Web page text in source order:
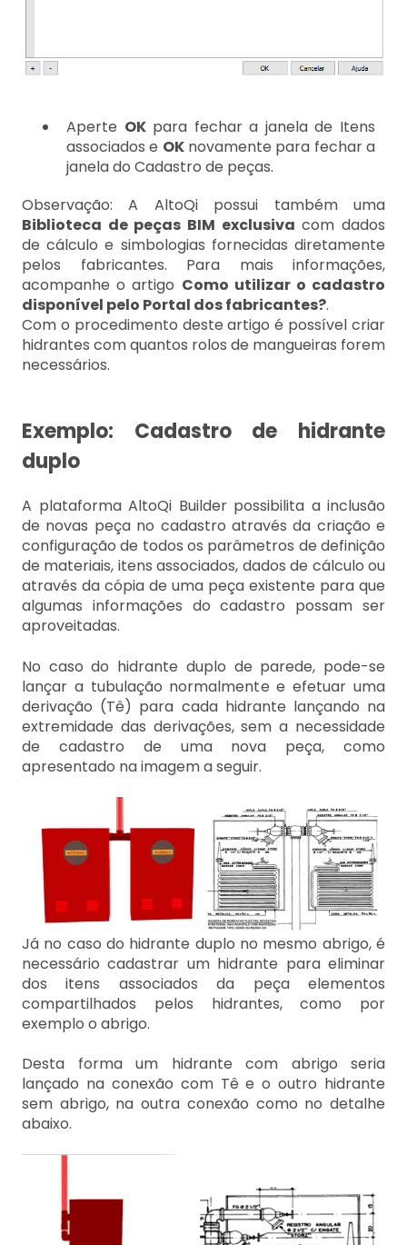
Aperte OKpara fechar a janela de Itens
associados e OKnovamente para fechar a
janela do Cadastro de peças.
Observação: A AltoQi possui também uma
Biblioteca de peças BIM exclusiva com dados
de cálculo e simbologias fornecidas diretamente
pelos fabricantes. Para mais informações,
acompanhe o artigo Como utilizar o cadastro
disponível pelo Portal dos fabricantes?.
Com o procedimento deste artigo é possível criar
hidrantes com quantos rolos de mangueiras forem
necessários.
Exemplo: Cadastro de hidrante
duplo
A plataforma AltoQi Builder possibilita a inclusão
de novas peça no cadastro através da criação e
configuração de todos os parâmetros de definição
de materiais, itens associados, dados de cálculo ou
através da cópia de uma peça existente para que
algumas informações do cadastro possam ser
aproveitadas.
No caso do hidrante duplo de parede, pode-se
lançar a tubulação normalmente e efetuar uma
derivação (Tê) para cada hidrante lançando na
extremidade das derivações, sem a necessidade
de cadastro de uma nova peça, como
apresentado na imagem a seguir.
Já no caso do hidrante duplo no mesmo abrigo, é
necessário cadastrar um hidrante para eliminar
dos itens associados da peça elementos
compartilhados pelos hidrantes, como por
exemplo o abrigo.
Desta forma um hidrante com abrigo seria
lançado na conexão com Tê e o outro hidrante
sem abrigo, na outra conexão como no detalhe
abaixo.